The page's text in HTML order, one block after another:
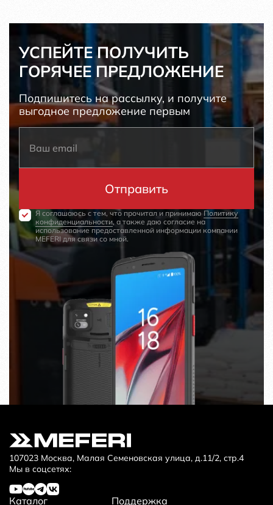
УСПЕЙТЕ ПОЛУЧИТЬ
ГОРЯЧЕЕ ПРЕДЛОЖЕНИЕ
Подпишитесь на рассылку, и получите
выгодное предложение первым
Я соглашаюсь с тем, что прочитал и принимаю Политику
конфиденциальности, а также даю согласие на
использование предоставленной информации компании
MEFERI для связи со мной.
107023 Москва, Малая Семеновская улица, д.11/2, стр.4
Мы в соцсетях:
Каталог Поддержка